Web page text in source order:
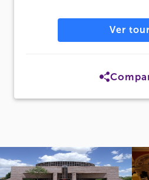
Ver